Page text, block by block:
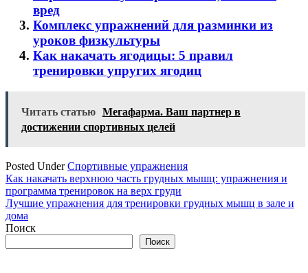
вред
Комплекс упражнений для разминки из
уроков физкультуры
Как накачать ягодицы: 5 правил
тренировки упругих ягодиц
Читать статью
Мегафарма. Ваш партнер в
достижении спортивных целей
Posted UnderСпортивные упражнения
Навигация
по
записям
Как накачать верхнюю часть грудных мышц: упражнения и
программа тренировок на верх груди
Лучшие упражнения для тренировки грудных мышц в зале и
дома
Поиск
Поиск